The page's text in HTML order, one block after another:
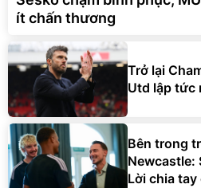
ít chấn thương
Trở lại
Utd lập tức
Bên trong
Newcastle:
Lời chia tay